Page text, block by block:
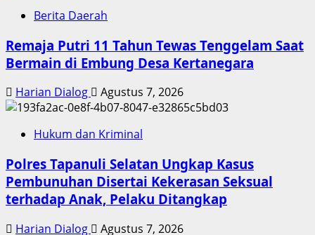
Berita Daerah
Remaja Putri 11 Tahun Tewas Tenggelam Saat
Bermain di Embung Desa Kertanegara
Harian Dialog Agustus 7, 2026
Hukum dan Kriminal
Polres Tapanuli Selatan Ungkap Kasus
Pembunuhan Disertai Kekerasan Seksual
terhadap Anak, Pelaku Ditangkap
Harian Dialog Agustus 7, 2026